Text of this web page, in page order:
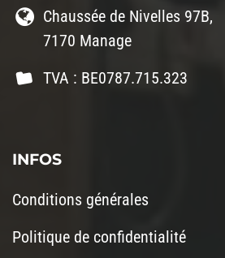
Chaussée de Nivelles 97B,
7170 Manage
TVA : BE0787.715.323
INFOS
Conditions générales
Politique de confidentialité